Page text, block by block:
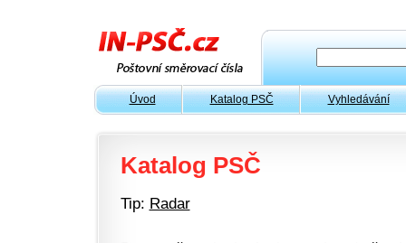
Úvod Katalog PSČ Vyhledávání
Katalog PSČ
Tip: Radar